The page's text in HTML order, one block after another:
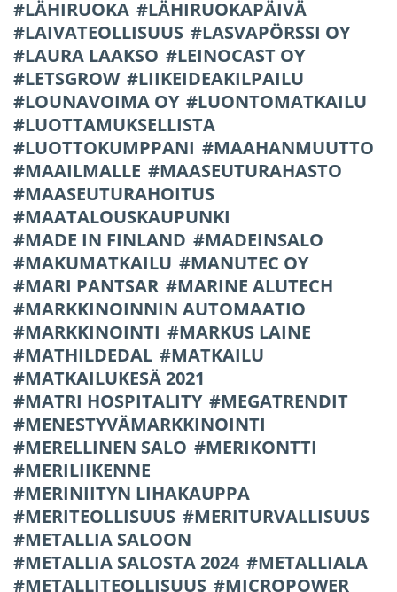
LÄHIRUOKA
LÄHIRUOKAPÄIVÄ
LAIVATEOLLISUUS
LASVAPÖRSSI OY
LAURA LAAKSO
LEINOCAST OY
LETSGROW
LIIKEIDEAKILPAILU
LOUNAVOIMA OY
LUONTOMATKAILU
LUOTTAMUKSELLISTA
LUOTTOKUMPPANI
MAAHANMUUTTO
MAAILMALLE
MAASEUTURAHASTO
MAASEUTURAHOITUS
MAATALOUSKAUPUNKI
MADE IN FINLAND
MADEINSALO
MAKUMATKAILU
MANUTEC OY
MARI PANTSAR
MARINE ALUTECH
MARKKINOINNIN AUTOMAATIO
MARKKINOINTI
MARKUS LAINE
MATHILDEDAL
MATKAILU
MATKAILUKESÄ 2021
MATRI HOSPITALITY
MEGATRENDIT
MENESTYVÄMARKKINOINTI
MERELLINEN SALO
MERIKONTTI
MERILIIKENNE
MERINIITYN LIHAKAUPPA
MERITEOLLISUUS
MERITURVALLISUUS
METALLIA SALOON
METALLIA SALOSTA 2024
METALLIALA
METALLITEOLLISUUS
MICROPOWER